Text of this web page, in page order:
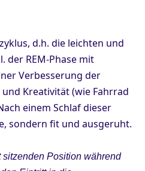
d.h. die leichten und
der REM-Phase mit
Verbesserung der
Kreativität (wie Fahrrad
einem Schlaf dieser
sondern fit und ausgeruht.
Position während